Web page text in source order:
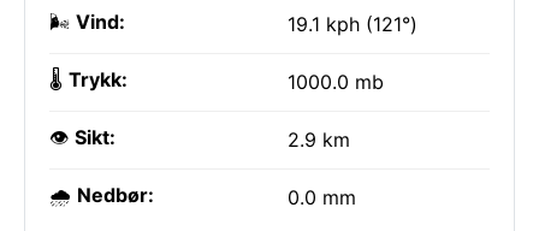
🌬️ Vind: 19.1 kph (121°)
🌡️ Trykk: 1000.0 mb
👁️ Sikt: 2.9 km
🌧️ Nedbør: 0.0 mm